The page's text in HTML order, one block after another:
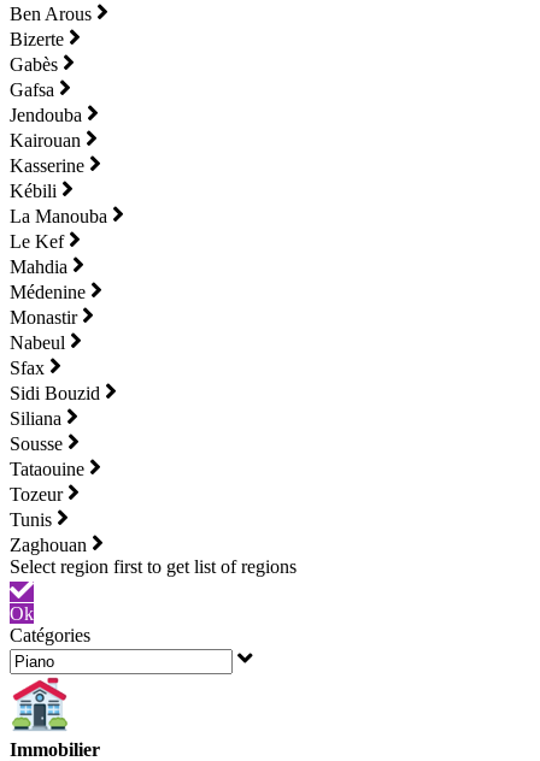
Ben Arous
Bizerte
Gabès
Gafsa
Jendouba
Kairouan
Kasserine
Kébili
La Manouba
Le Kef
Mahdia
Médenine
Monastir
Nabeul
Sfax
Sidi Bouzid
Siliana
Sousse
Tataouine
Tozeur
Tunis
Zaghouan
Ok
Catégories
Immobilier